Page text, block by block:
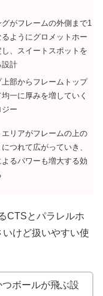
グがフレームの外側まで1
ようにグロメットホー
し、スイートスポットを
設計
上部からフレームトップ
一に厚みを増していく
ジー
エリアがフレームの上の
つれて広がっていき、
よるパワーも増大する効
CTSとパラレルホ
けど扱いやすい使
ボールが飛ぶ設